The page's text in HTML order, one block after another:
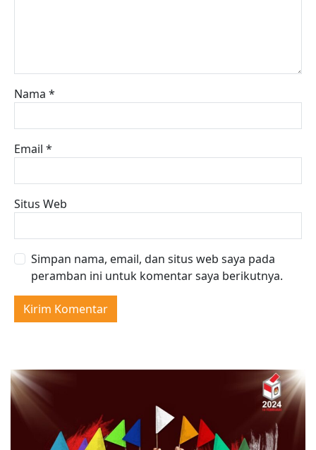
Nama *
Email *
Situs Web
Simpan nama, email, dan situs web saya pada
peramban ini untuk komentar saya berikutnya.